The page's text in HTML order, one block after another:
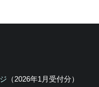
（2026年1月受付分）